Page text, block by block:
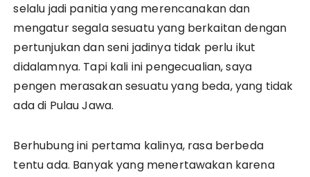
selalu jadi panitia yang merencanakan dan
mengatur segala sesuatu yang berkaitan dengan
pertunjukan dan seni jadinya tidak perlu ikut
didalamnya. Tapi kali ini pengecualian, saya
pengen merasakan sesuatu yang beda, yang tidak
ada di Pulau Jawa.
Berhubung ini pertama kalinya, rasa berbeda
tentu ada. Banyak yang menertawakan karena